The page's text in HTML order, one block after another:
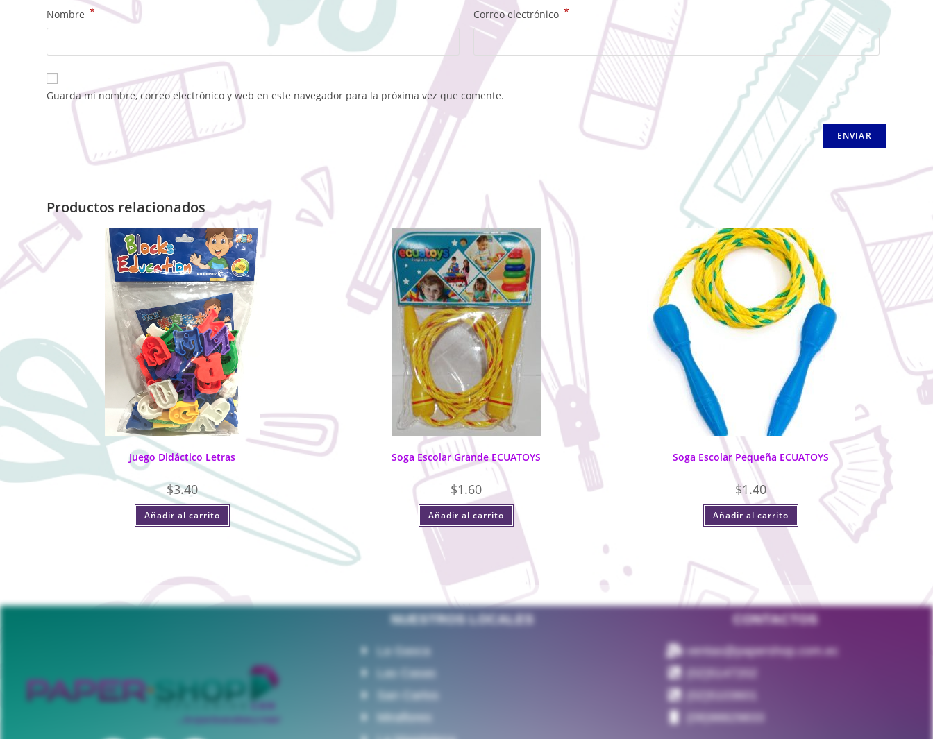
Nombre * Correo electrónico *
Guarda mi nombre, correo electrónico y web en este navegador para la próxima vez que comente.
Productos relacionados
Juego Didáctico Letras
$3.40
Añadir al carrito
Soga Escolar Grande ECUATOYS
$1.60
Añadir al carrito
Soga Escolar Pequeña ECUATOYS
$1.40
Añadir al carrito
NUESTROS LOCALES
La Gasca
Las Casas
San Carlos
Miraflores
CONTACTOS
ventas@papershop.com.ec
(02)5147202
(02)5103601
(09)98829833